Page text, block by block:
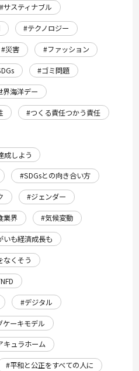
#サスティナブル
#テクノロジー
#災害
#ファッション
#ゴミ問題
界海洋デー
#つくる責任つかう責任
成しよう
#SDGsとの向き合い方
#ジェンダー
業界
#気候変動
いも経済成長も
なくそう
#デジタル
ケーキモデル
キュラホーム
#平和と公正をすべての人に